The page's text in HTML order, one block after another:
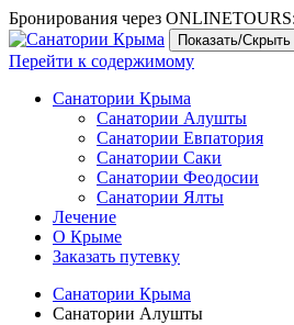
Бронирования через
Показать/
Перейти к содержимому
Санатории Крыма
Санатории Алушты
Санатории Евпатория
Санатории Саки
Санатории Феодосии
Санатории Ялты
Лечение
О Крыме
Заказать путевку
Санатории Крыма
Санатории Алушты